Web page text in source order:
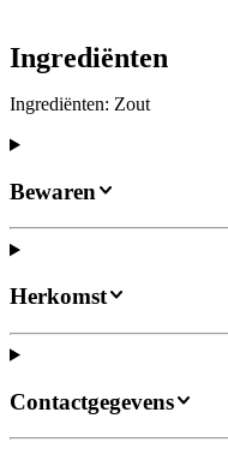
Ingrediënten
Ingrediënten: Zout
Bewaren
Herkomst
Contactgegevens